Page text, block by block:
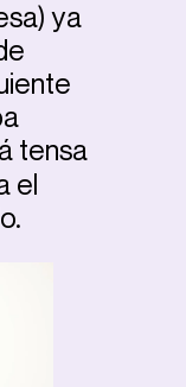
ya
tensa
el